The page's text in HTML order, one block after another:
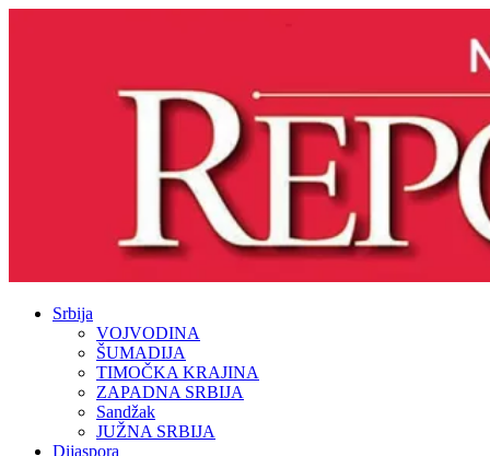
Srbija
VOJVODINA
ŠUMADIJA
TIMOČKA KRAJINA
ZAPADNA SRBIJA
Sandžak
JUŽNA SRBIJA
Dijaspora